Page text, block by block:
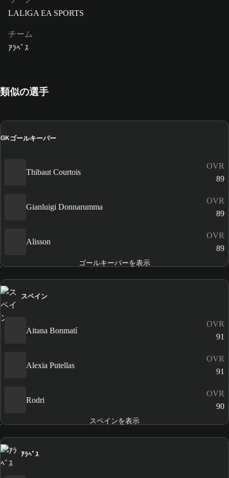
LALIGA EA SPORTS
チーム
ｱﾗﾍﾞｽ
類似の選手
GKゴールキーパー
Thibaut Courtois
OVR
89
Gianluigi Donnarumma
OVR
89
Alisson
OVR
89
ゴールキーパーを表示
スペイン
Aitana Bonmatí
OVR
91
Alexia Putellas
OVR
91
Rodri
OVR
90
スペインを表示
ｱﾗﾍﾞｽ